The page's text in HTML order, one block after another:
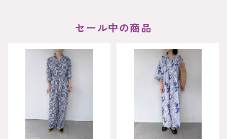
セール中の商品